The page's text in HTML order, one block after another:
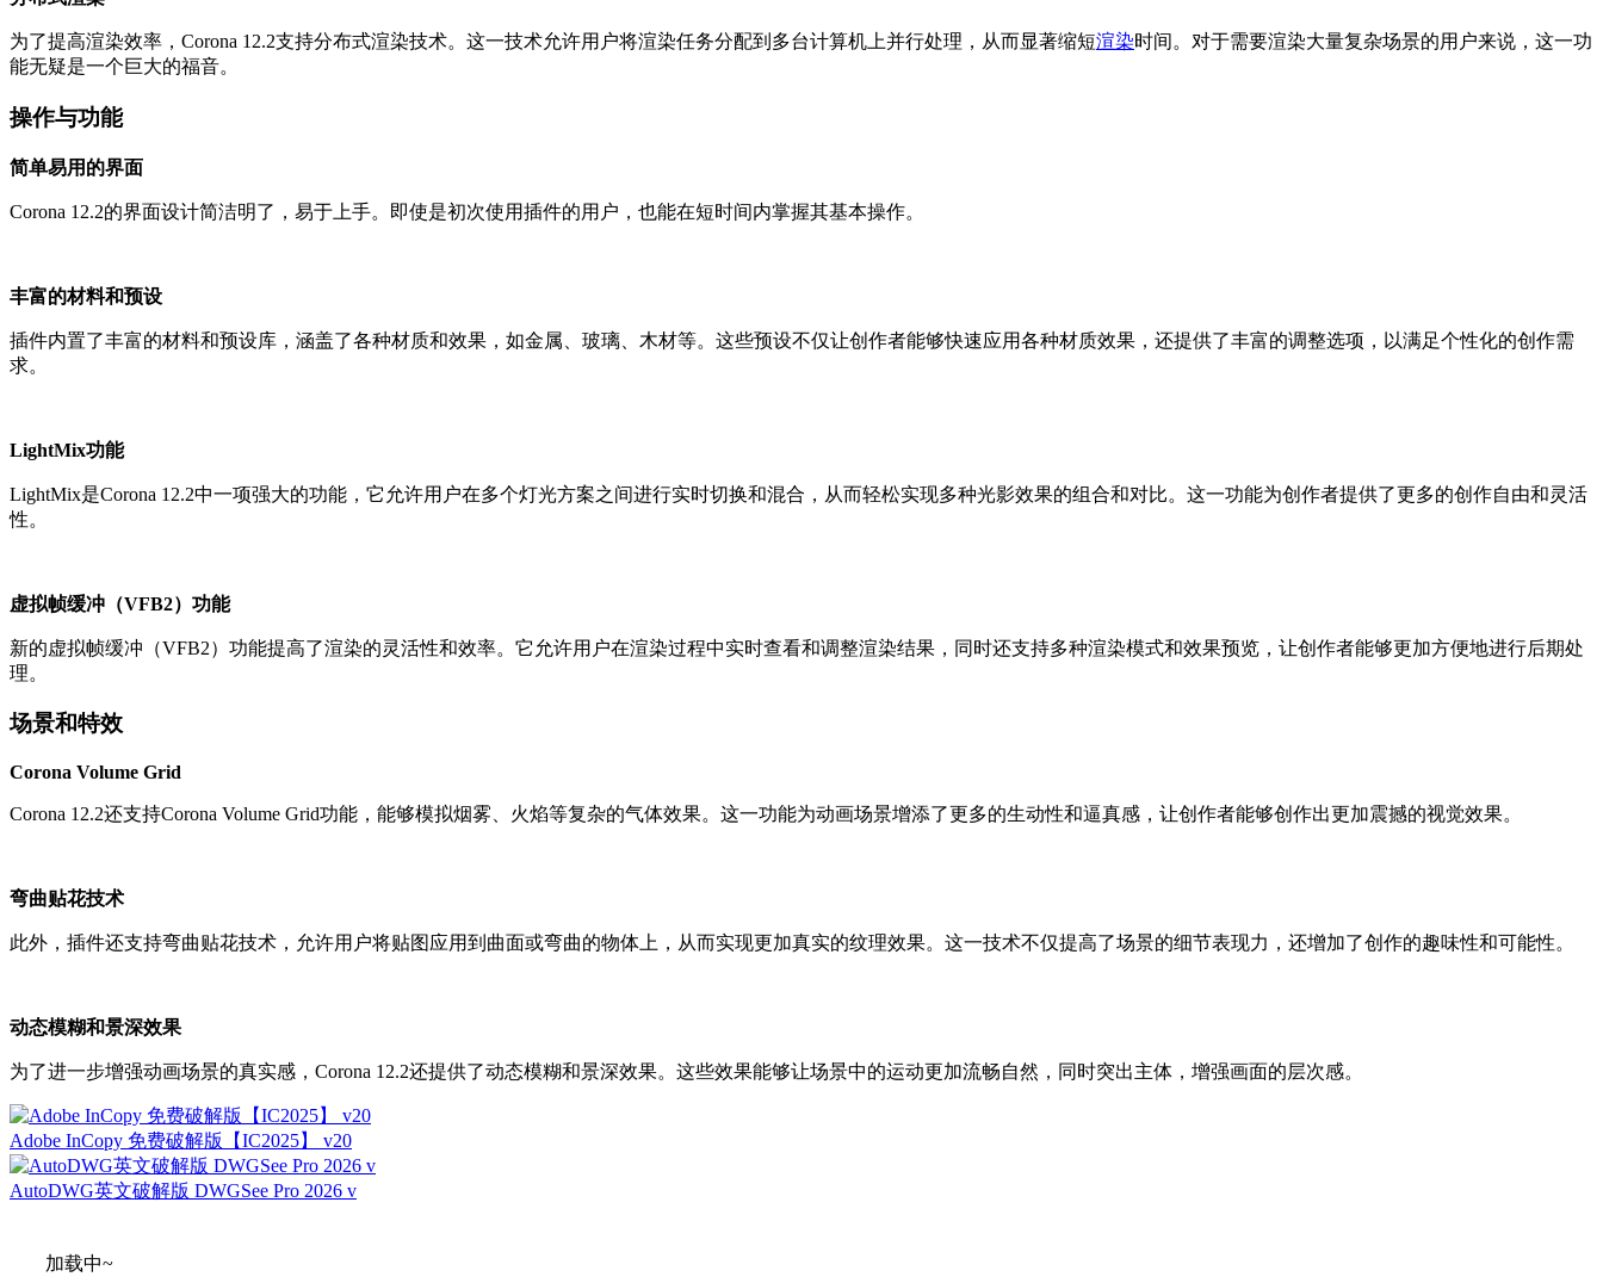
为了提高渲染效率，Corona 12.2支持分布式渲染技术。这一技术允许用户将渲染任务分配到多台计算机上并行处理，从而显著缩短渲染时间。对于需要渲染大量复杂场景的用户来说，这一功
能无疑是一个巨大的福音。
操作与功能
简单易用的界面
Corona 12.2的界面设计简洁明了，易于上手。即使是初次使用插件的用户，也能在短时间内掌握其基本操作。
丰富的材料和预设
插件内置了丰富的材料和预设库，涵盖了各种材质和效果，如金属、玻璃、木材等。这些预设不仅让创作者能够快速应用各种材质效果，还提供了丰富的调整选项，以满足个性化的创作需
求。
LightMix功能
LightMix是Corona 12.2中一项强大的功能，它允许用户在多个灯光方案之间进行实时切换和混合，从而轻松实现多种光影效果的组合和对比。这一功能为创作者提供了更多的创作自由和灵活
性。
虚拟帧缓冲（VFB2）功能
新的虚拟帧缓冲（VFB2）功能提高了渲染的灵活性和效率。它允许用户在渲染过程中实时查看和调整渲染结果，同时还支持多种渲染模式和效果预览，让创作者能够更加方便地进行后期处
理。
场景和特效
Corona Volume Grid
Corona 12.2还支持Corona Volume Grid功能，能够模拟烟雾、火焰等复杂的气体效果。这一功能为动画场景增添了更多的生动性和逼真感，让创作者能够创作出更加震撼的视觉效果。
弯曲贴花技术
此外，插件还支持弯曲贴花技术，允许用户将贴图应用到曲面或弯曲的物体上，从而实现更加真实的纹理效果。这一技术不仅提高了场景的细节表现力，还增加了创作的趣味性和可能性。
动态模糊和景深效果
为了进一步增强动画场景的真实感，Corona 12.2还提供了动态模糊和景深效果。这些效果能够让场景中的运动更加流畅自然，同时突出主体，增强画面的层次感。
Adobe InCopy 免费破解版【IC2025】 v20
AutoDWG英文破解版 DWGSee Pro 2026 v
加载中~